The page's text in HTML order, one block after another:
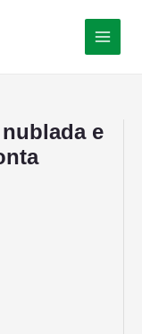
e